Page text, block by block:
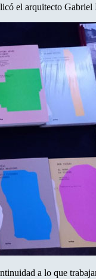
el arquitecto
a lo que